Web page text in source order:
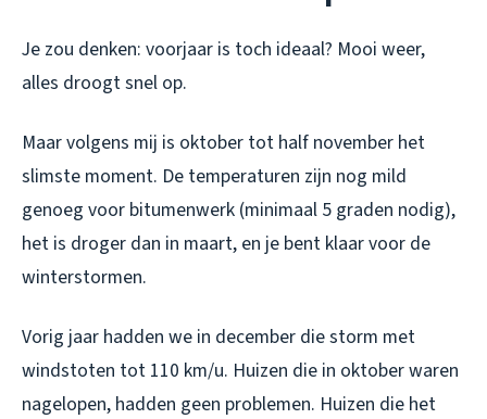
Je zou denken: voorjaar is toch ideaal? Mooi weer,
alles droogt snel op.
Maar volgens mij is oktober tot half november het
slimste moment. De temperaturen zijn nog mild
genoeg voor bitumenwerk (minimaal 5 graden nodig),
het is droger dan in maart, en je bent klaarvoor de
winterstormen.
Vorig jaar hadden we in december die storm met
windstoten tot 110 km/u. Huizen die in oktober waren
nagelopen, hadden geen problemen. Huizen die het